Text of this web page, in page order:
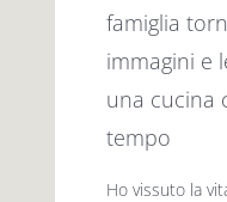
famiglia
immagini e
una cucina
tempo
Ho vissuto la